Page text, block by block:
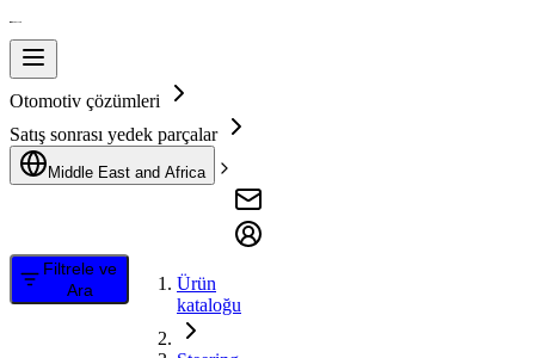
Otomotiv çözümleri
Satış sonrası yedek parçalar
Middle East and Africa
Filtrele ve
Ara
Ürün
kataloğu